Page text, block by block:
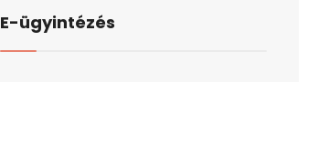
E-ügyintézés